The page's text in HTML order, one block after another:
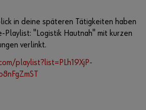
in deine späteren Tätigkeiten haben
Playlist: "Logistik Hautnah" mit kurzen
verlinkt.
playlist?list=PLh19XjP-